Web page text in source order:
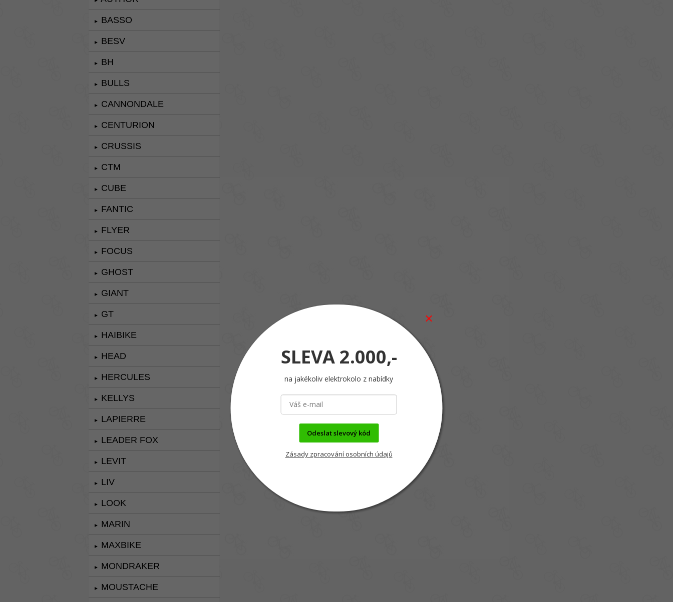
► BASSO
► BESV
► BH
► BULLS
► CANNONDALE
► CENTURION
► CRUSSIS
► CTM
► CUBE
► FANTIC
► FLYER
► FOCUS
► GHOST
► GIANT
► GT
► HAIBIKE
► HEAD
► HERCULES
► KELLYS
► LAPIERRE
► LEADER FOX
► LEVIT
► LIV
► LOOK
► MARIN
► MAXBIKE
► MONDRAKER
► MOUSTACHE
SLEVA 2.000,-
na jakékoliv elektrokolo z nabídky
Odeslat slevový kód
Zásady zpracování osobních údajů